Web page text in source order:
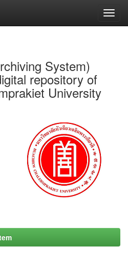
System)
repository of
University